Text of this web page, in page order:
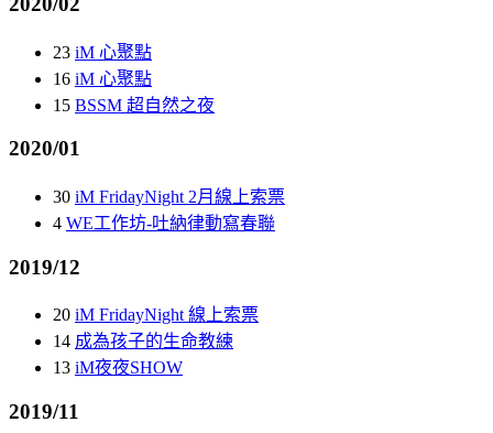
23 iM 心聚點
16 iM 心聚點
15 BSSM 超自然之夜
2020/01
30 iM FridayNight 2月線上索票
4 WE工作坊-吐納律動寫春聯
2019/12
20 iM FridayNight 線上索票
14 成為孩子的生命教練
13 iM夜夜SHOW
2019/11